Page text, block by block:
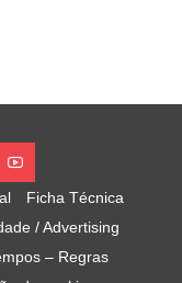
Ficha Técnica
/ Advertising
– Regras